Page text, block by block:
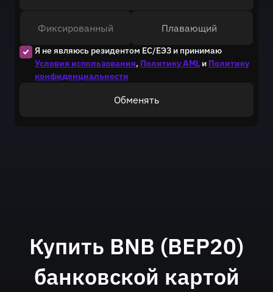
Купить BNB (BEP20)
банковской картой
Я не являюсь резидентом ЕС/ЕЭЗ и принимаю
Условия использования, Политику AML и Политику
конфиденциальности
Фиксированный Плавающий
Обменять